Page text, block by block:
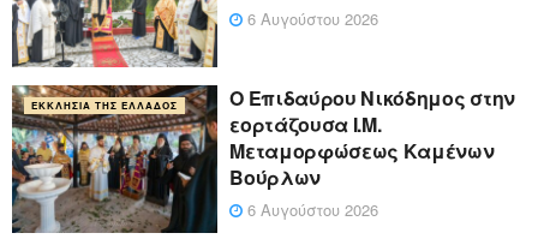
6 Αυγούστου 2026
ΕΚΚΛΗΣΊΑ ΤΗΣ ΕΛΛΆΔΟΣ
Ο Επιδαύρου Νικόδημος στην
εορτάζουσα Ι.Μ.
Μεταμορφώσεως Καμένων
Βούρλων
6 Αυγούστου 2026